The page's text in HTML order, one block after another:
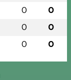
0 0
0 0
0 0